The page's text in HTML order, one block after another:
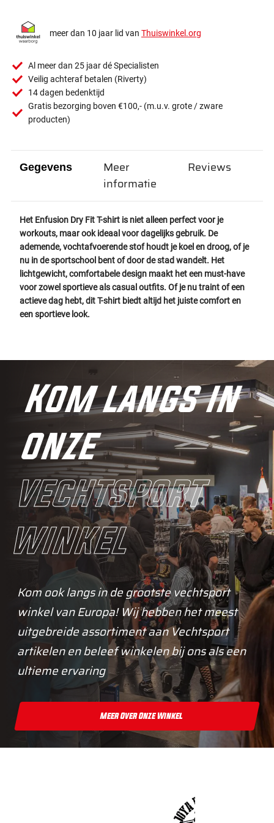
meer dan 10 jaar lid van Thuiswinkel.org
Al meer dan 25 jaar dé Specialisten
Veilig achteraf betalen (Riverty)
14 dagen bedenktijd
Gratis bezorging boven €100,- (m.u.v. grote / zware
producten)
Gegevens
Het Enfusion Dry Fit T-shirt is niet alleen perfect voor je
workouts, maar ook ideaal voor dagelijks gebruik. De
ademende, vochtafvoerende stof houdt je koel en droog, of je
nu in de sportschool bent of door de stad wandelt. Het
lichtgewicht, comfortabele design maakt het een must-have
voor zowel sportieve als casual outfits. Of je nu traint of een
actieve dag hebt, dit T-shirt biedt altijd het juiste comfort en
een sportieve look.
Meer
informatie
Reviews
Kom langs in
onze
vechtsport
winkel
Kom ook langs in de grootste vechtsport
winkel van Europa! Wij hebben het meest
uitgebreide assortiment aan Vechtsport
artikelen en beleef winkelen bij ons als een
ultieme ervaring
Meer Over Onze Winkel